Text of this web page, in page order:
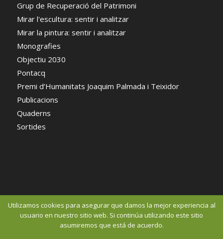
Grup de Recuperació del Patrimoni
Mirar l'escultura: sentir i analitzar
Mirar la pintura: sentir i analitzar
Monografies
Objectiu 2030
Pontacq
Premi d’Humanitats Joaquim Palmada i Teixidor
Publicacions
Quaderns
Sortides
Utilizamos cookies para asegurar que damos la mejor experiencia al
usuario en nuestro sitio web. Si continúa utilizando este sitio
asumiremos que está de acuerdo.